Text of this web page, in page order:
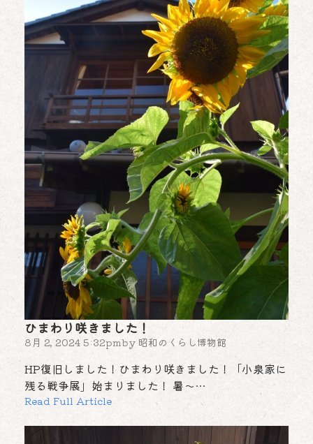
ひまわり咲きました！
8月 2, 2024 5:32pmby 昭和のくらし博物館
HP復旧しました！ひまわり咲きました！「小泉家に
残る戦争展」始まりました！ 暑～…
Read Full Article